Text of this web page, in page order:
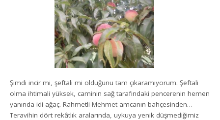
Şimdi incir mi, şeftali mi olduğunu tam çıkaramıyorum. Şeftali
olma ihtimali yüksek, caminin sağ tarafındaki pencerenin hemen
yanında idi ağaç. Rahmetli Mehmet amcanın bahçesinden…
Teravihin dört rekâtlık aralarında, uykuya yenik düşmediğimiz